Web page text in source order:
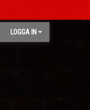
LOGGA IN